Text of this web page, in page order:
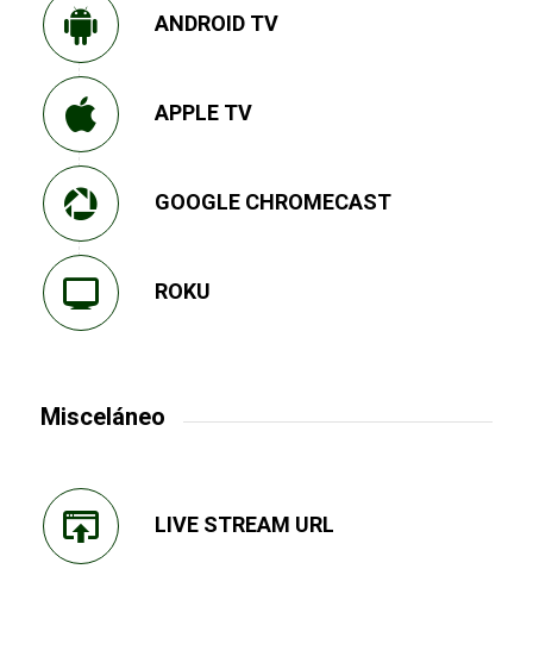
ANDROID TV
APPLE TV
GOOGLE CHROMECAST
ROKU
Misceláneo
LIVE STREAM URL